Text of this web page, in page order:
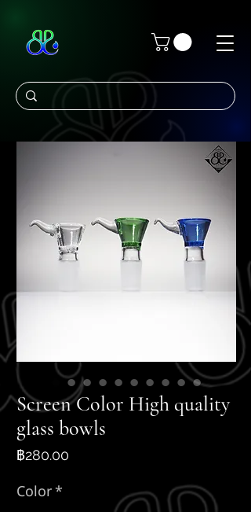
Screen Color High quality
glass bowls
฿280.00
Color*